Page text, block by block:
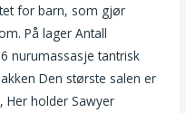
for barn, som gjør
På lager Antall
nurumassasje tantrisk
Den største salen er
Her holder Sawyer